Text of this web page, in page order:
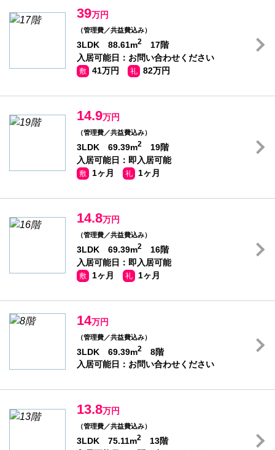
39万円
（管理費／共益費込み）
3LDK 88.61m2
17階
入居可能日：お問い合わせください
敷 41万円 礼 82万円
14.9万円
（管理費／共益費込み）
3LDK 69.39m2
19階
入居可能日：即入居可能
敷 1ヶ月 礼 1ヶ月
14.8万円
（管理費／共益費込み）
3LDK 69.39m2
16階
入居可能日：即入居可能
敷 1ヶ月 礼 1ヶ月
14万円
（管理費／共益費込み）
3LDK 69.39m2
8階
入居可能日：お問い合わせください
13.8万円
（管理費／共益費込み）
3LDK 75.11m2
13階